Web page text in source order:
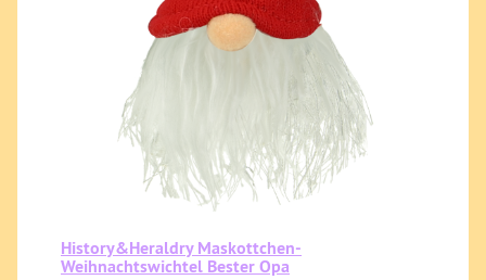
History&Heraldry Maskottchen-
Weihnachtswichtel Bester Opa